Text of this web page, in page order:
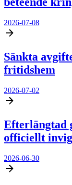
2026-07-08
Sänkta
fritidshem
2026-07-02
Efterlängtad
officiellt
2026-06-30